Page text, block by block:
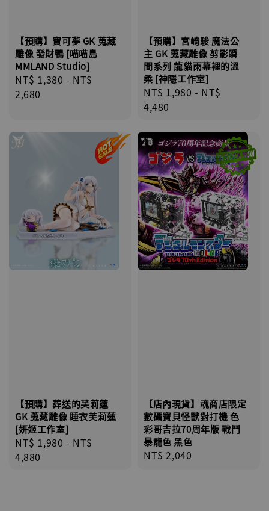
【預購】寶可夢 GK 蒐藏
雕像 發財鴨 [喵喵島
MMLAND Studio]
Regular
price
NT$ 1,380 - NT$
2,680
【預購】宮崎駿 魔法公
主 GK 蒐藏雕像 剪影瞬
間系列 龍貓雨幕裡的溫
柔 [神隱工作室]
Regular
price
NT$ 1,980 - NT$
4,480
【預購】葬送的芙莉蓮
GK 蒐藏雕像 睡衣芙莉蓮
[妍姬工作室]
Regular
price
NT$ 1,980 - NT$
4,880
【店內現貨】魂商店限定
數碼寶貝怪獸對打機 色
彩哥吉拉70周年版 戰鬥
暴龍色 黑色
Regular
NT$ 2,040